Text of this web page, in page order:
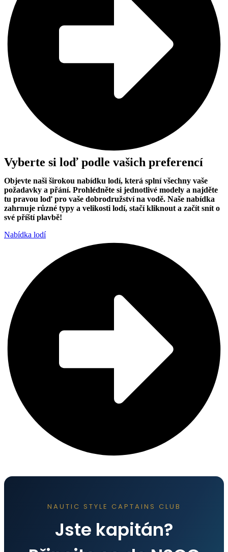
Vyberte si loď podle vašich preferencí
Objevte naši širokou nabídku lodí, která splní všechny vaše
požadavky a přání. Prohlédněte si jednotlivé modely a najděte
tu pravou loď pro vaše dobrodružství na vodě. Naše nabídka
zahrnuje různé typy a velikosti lodí, stačí kliknout a začít snít o
své příští plavbě!
Nabídka lodí
NAUTIC STYLE CAPTAINS CLUB
Jste kapitán?